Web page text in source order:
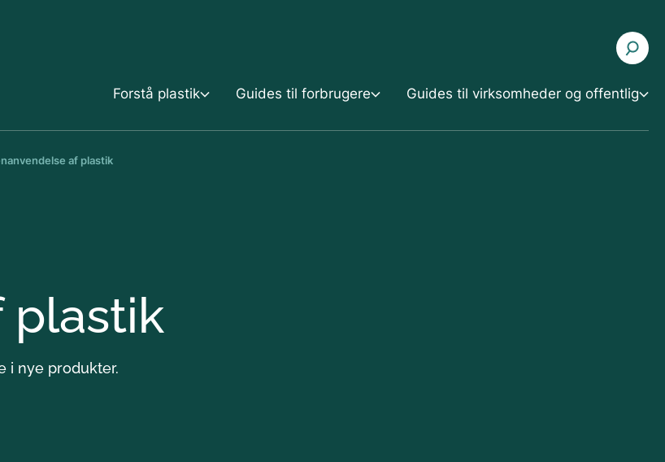
Forstå plastik
Forstå plastik
Ting af plastik
Guides til forbrugere Guides til virksomheder og offentlig
af plastik
plastik
i nye produkter.